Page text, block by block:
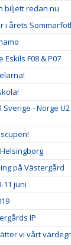
biljett redan nu
i årets
F08 & P07
- Norge
på Västergård
11 juni
IP
vi vårt